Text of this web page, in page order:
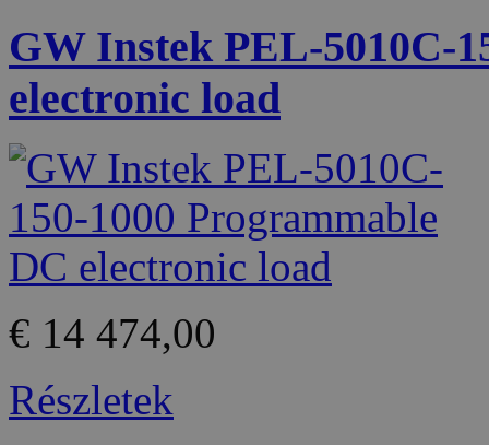
GW Instek PEL-5010C-
electronic load
€ 14 474,00
Részletek